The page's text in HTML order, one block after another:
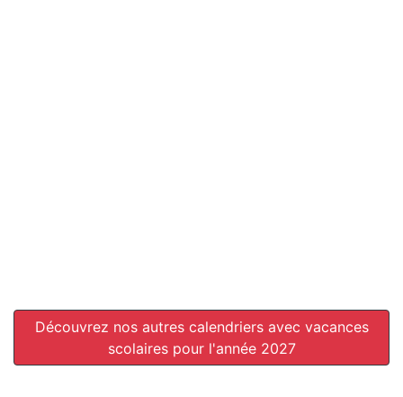
Découvrez nos autres calendriers avec vacances
scolaires pour l'année 2027